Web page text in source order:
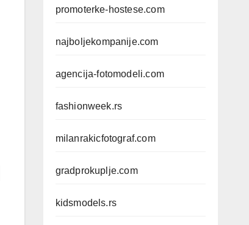
promoterke-hostese.com
najboljekompanije.com
agencija-fotomodeli.com
fashionweek.rs
milanrakicfotograf.com
gradprokuplje.com
kidsmodels.rs